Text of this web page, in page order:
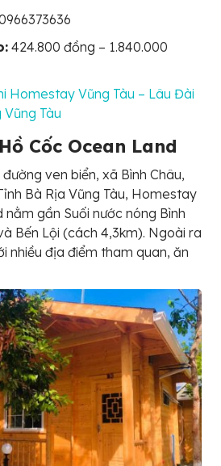
424.800 đồng – 1.840.000
Homestay Vũng Tàu – Lâu Đài
Tàu
Cốc Ocean Land
ven biển, xã Bình Châu,
Bà Rịa Vũng Tàu, Homestay
gần Suối nước nóng Bình
Bến Lội (cách 4,3km). Ngoài ra
nhiều địa điểm tham quan, ăn